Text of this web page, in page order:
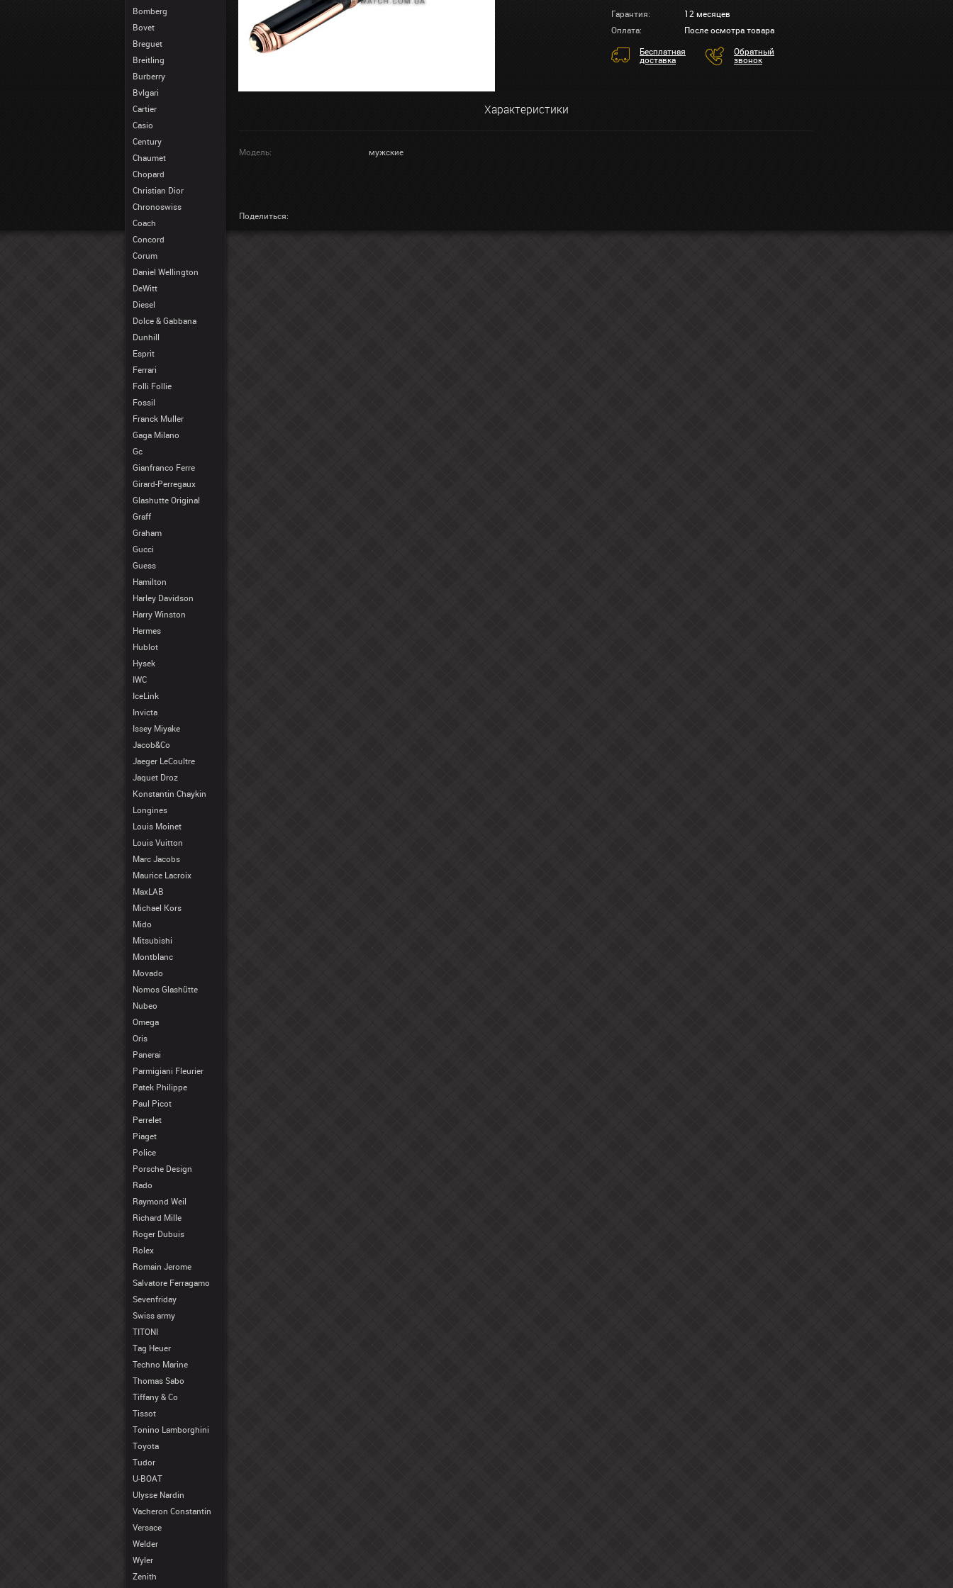
Bomberg
Bovet
Breguet
Breitling
Burberry
Bvlgari
Cartier
Casio
Century
Chaumet
Chopard
Christian Dior
Chronoswiss
Coach
Concord
Corum
Daniel Wellington
DeWitt
Diesel
Dolce & Gabbana
Dunhill
Esprit
Ferrari
Folli Follie
Fossil
Franck Muller
Gaga Milano
Gc
Gianfranco Ferre
Girard-Perregaux
Glashutte Original
Graff
Graham
Gucci
Guess
Hamilton
Harley Davidson
Harry Winston
Hermes
Hublot
Hysek
IWC
IceLink
Invicta
Issey Miyake
Jacob&Co
Jaeger LeCoultre
Jaquet Droz
Konstantin Chaykin
Longines
Louis Moinet
Louis Vuitton
Marc Jacobs
Maurice Lacroix
MaxLAB
Michael Kors
Mido
Mitsubishi
Montblanc
Movado
Nomos Glashütte
Nubeo
Omega
Oris
Panerai
Parmigiani Fleurier
Patek Philippe
Paul Picot
Perrelet
Piaget
Police
Porsche Design
Rado
Raymond Weil
Richard Mille
Roger Dubuis
Rolex
Romain Jerome
Salvatore Ferragamo
Sevenfriday
Swiss army
TITONI
Tag Heuer
Techno Marine
Thomas Sabo
Tiffany & Co
Tissot
Tonino Lamborghini
Toyota
Tudor
U-BOAT
Ulysse Nardin
Vacheron Constantin
Versace
Welder
Wyler
Zenith
Гарантия:
12 месяцев
Оплата:
После осмотра товара
Бесплатная
доставка
Обратный
звонок
Характеристики
Модель: мужские
Поделиться: